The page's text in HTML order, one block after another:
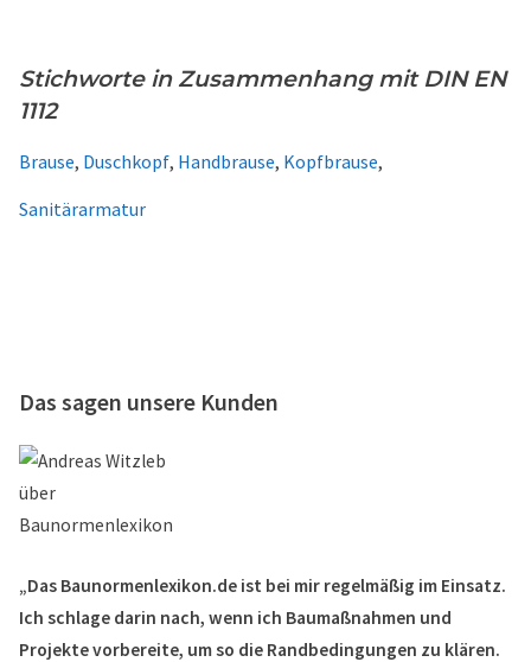
Stichworte in Zusammenhang mit DIN EN
1112
Brause, Duschkopf, Handbrause, Kopfbrause,
Sanitärarmatur
Das sagen unsere Kunden
„Das Baunormenlexikon.de ist bei mir regelmäßig im Einsatz.
Ich schlage darin nach, wenn ich Baumaßnahmen und
Projekte vorbereite, um so die Randbedingungen zu klären.